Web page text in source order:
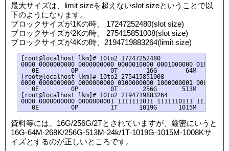
最大サイズは、limit sizeを超えないslot sizeということで以
下のようになります。
ブロックサイズが1Kの時、 17247252480(slot size)
ブロックサイズが2Kの時、 275415851008(slot size)
ブロックサイズが4Kの時、2194719883264(limit size)
[root@localhost lkm]# 10to2 17247252480
0000 0000000000 0000000000 0000010000 0001000000
0E         0P         0T        16G        64M
[root@localhost lkm]# 10to2 275415851008
0000 0000000000 0000000000 0100000000 1000000001
0E         0P         0T       256G       513M
[root@localhost lkm]# 10to2 2194719883264
0000 0000000000 0000000001 1111111011 1111110111
資料等には、16G/256G/2Tとされていますが、厳密にいうと
16G-64M-268K/256G-513M-24k/1T-1019G-1015M-1008Kサ
イズとするのが正しいところです。